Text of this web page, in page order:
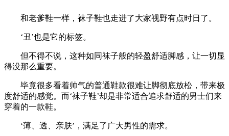
和老爹鞋一样，袜子鞋也走进了大家视野有点时日了。
‘丑’也是它的标签。
但不得不说，这种如同袜子般的轻盈舒适脚感，让一切显
得没那么重要。
毕竟很多看着帅气的普通鞋款很难让脚彻底放松，带来极
度舒适的感觉。而‘袜子鞋’却是非常适合追求舒适的男士们来
穿着的一款鞋。
‘薄、透、亲肤’，满足了广大男性的需求。